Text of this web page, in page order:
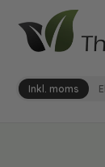
Inkl. moms